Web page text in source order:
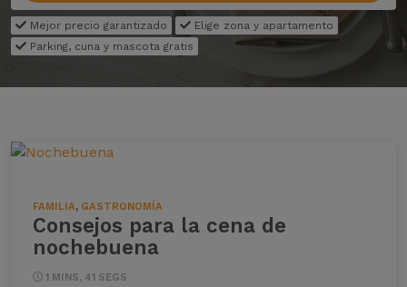
Mejor precio garantizado
Elige zona y apartamento
Parking, cuna y mascota gratis
FAMILIA, GASTRONOMÍA
Consejos para la cena de
nochebuena
1 MINS, 41 SEGS